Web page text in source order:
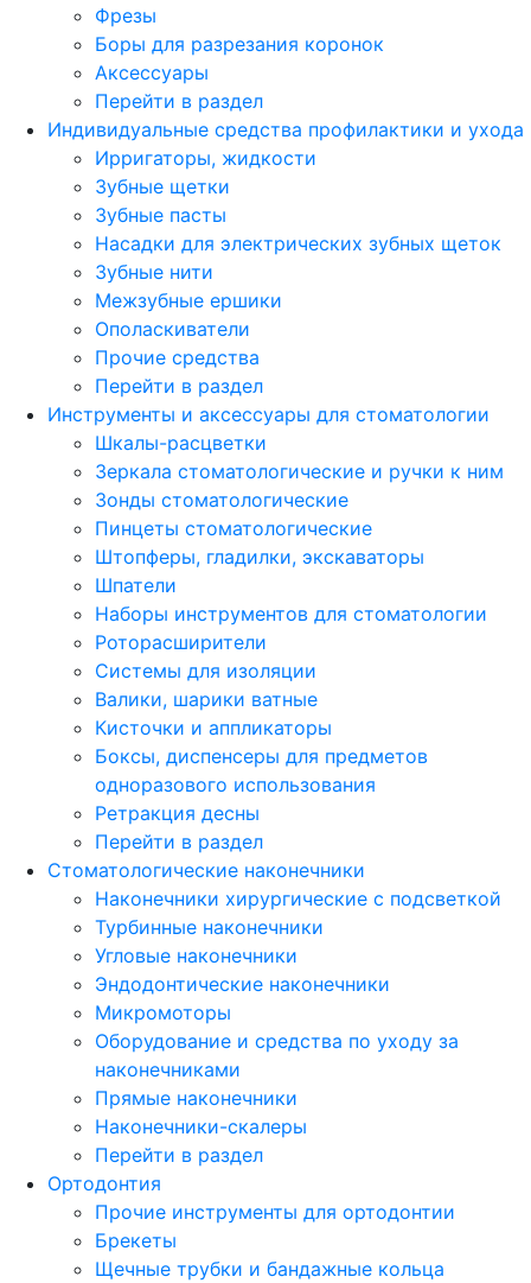
Фрезы
Боры для разрезания коронок
Аксессуары
Перейти в раздел
Индивидуальные средства профилактики и ухода
Ирригаторы, жидкости
Зубные щетки
Зубные пасты
Насадки для электрических зубных щеток
Зубные нити
Межзубные ершики
Ополаскиватели
Прочие средства
Перейти в раздел
Инструменты и аксессуары для стоматологии
Шкалы-расцветки
Зеркала стоматологические и ручки к ним
Зонды стоматологические
Пинцеты стоматологические
Штопферы, гладилки, экскаваторы
Шпатели
Наборы инструментов для стоматологии
Роторасширители
Системы для изоляции
Валики, шарики ватные
Кисточки и аппликаторы
Боксы, диспенсеры для предметов
одноразового использования
Ретракция десны
Перейти в раздел
Стоматологические наконечники
Наконечники хирургические с подсветкой
Турбинные наконечники
Угловые наконечники
Эндодонтические наконечники
Микромоторы
Оборудование и средства по уходу за
наконечниками
Прямые наконечники
Наконечники-скалеры
Перейти в раздел
Ортодонтия
Прочие инструменты для ортодонтии
Брекеты
Щечные трубки и бандажные кольца